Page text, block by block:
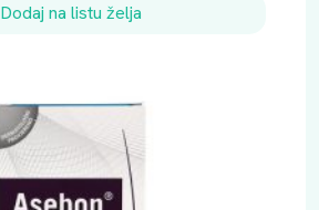
Dodaj na listu želja